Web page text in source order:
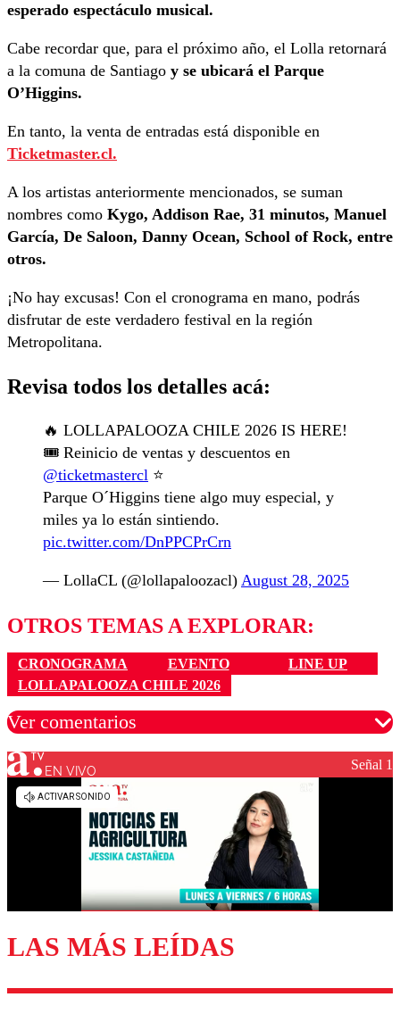
esperado espectáculo musical.
Cabe recordar que, para el próximo año, el Lolla retornará
a la comuna de Santiago y se ubicará el Parque
O’Higgins.
En tanto, la venta de entradas está disponible en
Ticketmaster.cl.
A los artistas anteriormente mencionados, se suman
nombres como Kygo, Addison Rae, 31 minutos, Manuel
García, De Saloon, Danny Ocean, School of Rock, entre
otros.
¡No hay excusas! Con el cronograma en mano, podrás
disfrutar de este verdadero festival en la región
Metropolitana.
Revisa todos los detalles acá:
🔥 LOLLAPALOOZA CHILE 2026 IS HERE!
🎟️ Reinicio de ventas y descuentos en
@ticketmastercl ⭐️
Parque O´Higgins tiene algo muy especial, y
miles ya lo están sintiendo.
pic.twitter.com/DnPPCPrCrn
— LollaCL (@lollapaloozacl) August 28, 2025
OTROS TEMAS A EXPLORAR:
CRONOGRAMA EVENTO
LINE UP
LOLLAPALOOZA CHILE 2026
Ver comentarios
Los comentarios son moderados para garantizar un
diálogo respetuoso.
Enviar comentario
EN VIVO Señal 1
LAS MÁS LEÍDAS